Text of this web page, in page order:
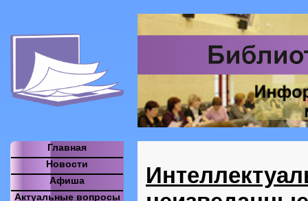
Главная
Новости
Афиша
Актуальные вопросы